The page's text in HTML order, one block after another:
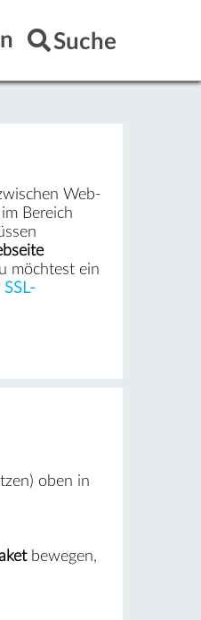
Suche
Web-
Bereich
möchtest ein
SSL-
oben in
bewegen,